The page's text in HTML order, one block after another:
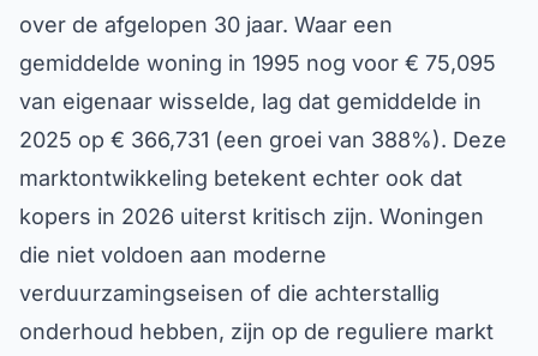
over de afgelopen 30 jaar. Waar een
gemiddelde woning in 1995 nog voor € 75,095
van eigenaar wisselde, lag dat gemiddelde in
2025 op € 366,731 (een groei van 388%). Deze
marktontwikkeling betekent echter ook dat
kopers in 2026 uiterst kritisch zijn. Woningen
die niet voldoen aan moderne
verduurzamingseisen of die achterstallig
onderhoud hebben, zijn op de reguliere markt